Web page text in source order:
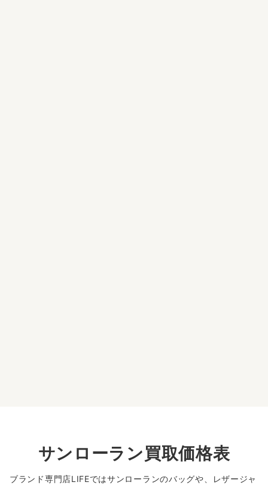
サンローラン買取価格表
ブランド専門店LIFEではサンローランのバッグや、レザージャ